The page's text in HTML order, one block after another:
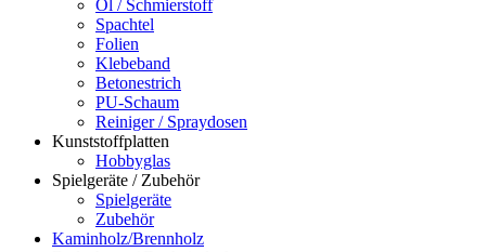
Öl / Schmierstoff
Spachtel
Folien
Klebeband
Betonestrich
PU-Schaum
Reiniger / Spraydosen
Kunststoffplatten
Hobbyglas
Spielgeräte / Zubehör
Spielgeräte
Zubehör
Kaminholz/Brennholz